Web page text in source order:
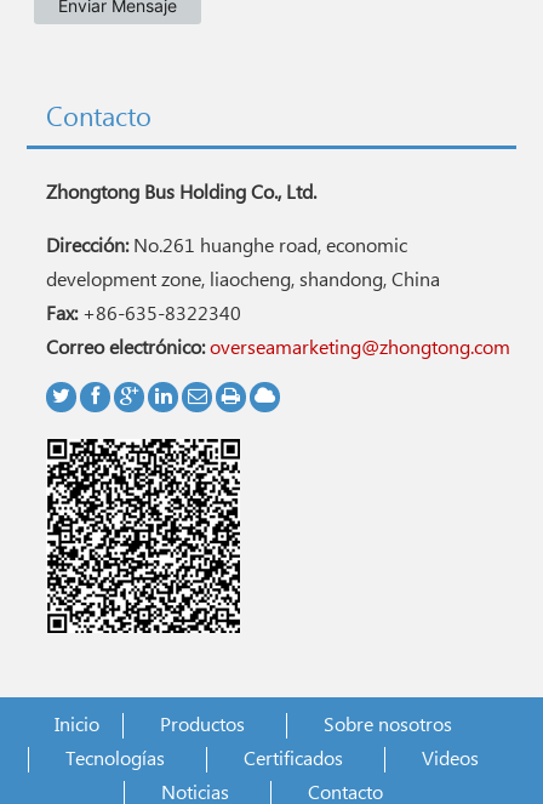
Contacto
Zhongtong Bus Holding Co., Ltd.
Dirección:No.261 huanghe road, economic
development zone, liaocheng, shandong, China
Fax:+86-635-8322340
Correo electrónico:overseamarketing@zhongtong.com
Inicio Productos
Sobre nosotros
Tecnologías
Certificados
Videos
Noticias
Contacto